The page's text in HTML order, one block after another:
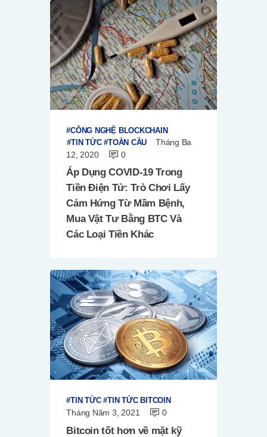
CÔNG NGHỆ BLOCKCHAIN
TIN TỨC
TOÀN CẦU
Tháng Ba
12, 2020
0
Áp Dụng COVID-19 Trong
Tiền Điện Tử: Trò Chơi Lấy
Cảm Hứng Từ Mầm Bệnh,
Mua Vật Tư Bằng BTC Và
Các Loại Tiền Khác
TIN TỨC TIN TỨC BITCOIN
Tháng Năm 3, 2021 0
Bitcoin tốt hơn về mặt kỹ